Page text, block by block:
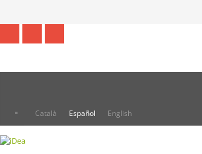
Català Español English